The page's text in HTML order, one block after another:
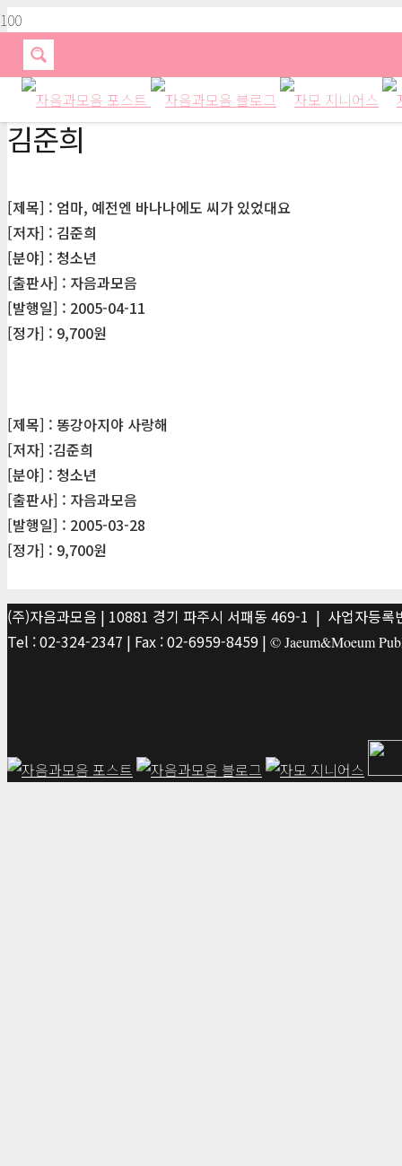
김준희
[제목] : 엄마, 예전엔 바나나에도 씨가 있었대요
[저자] : 김준희
[분야] : 청소년
[출판사] : 자음과모음
[발행일] : 2005-04-11
[정가] : 9,700원
[제목] : 똥강아지야 사랑해
[저자] :김준희
[분야] : 청소년
[출판사] : 자음과모음
[발행일] : 2005-03-28
[정가] : 9,700원
(주)자음과모음 | 10881 경기 파주시 서패동 469-1 | 사업자등
Tel : 02-324-2347 | Fax : 02-6959-8459 | © Jaeum&Moeum